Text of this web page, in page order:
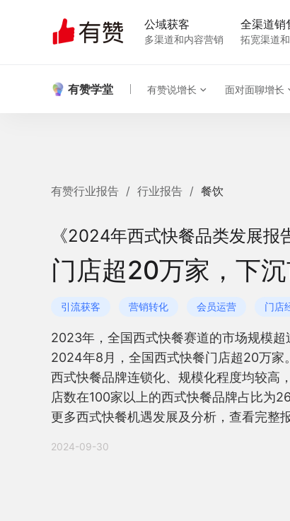
公域获客
多渠道和内容营销
全渠道销
拓宽渠道
有赞学堂 有赞说增长 面对面聊增长
有赞行业报告 / 行业报告 / 餐饮
《2024年西式快餐品类发展报
门店超20万家，下
引流获客 营销转化 会员运营 门店
2023年，全国西式快餐赛道的市场规模
2024年8月，全国西式快餐门店超20万家。
西式快餐品牌连锁化、规模化程度均较高
店数在100家以上的西式快餐品牌占比为
更多西式快餐机遇发展及分析，查看完整
2024-09-30